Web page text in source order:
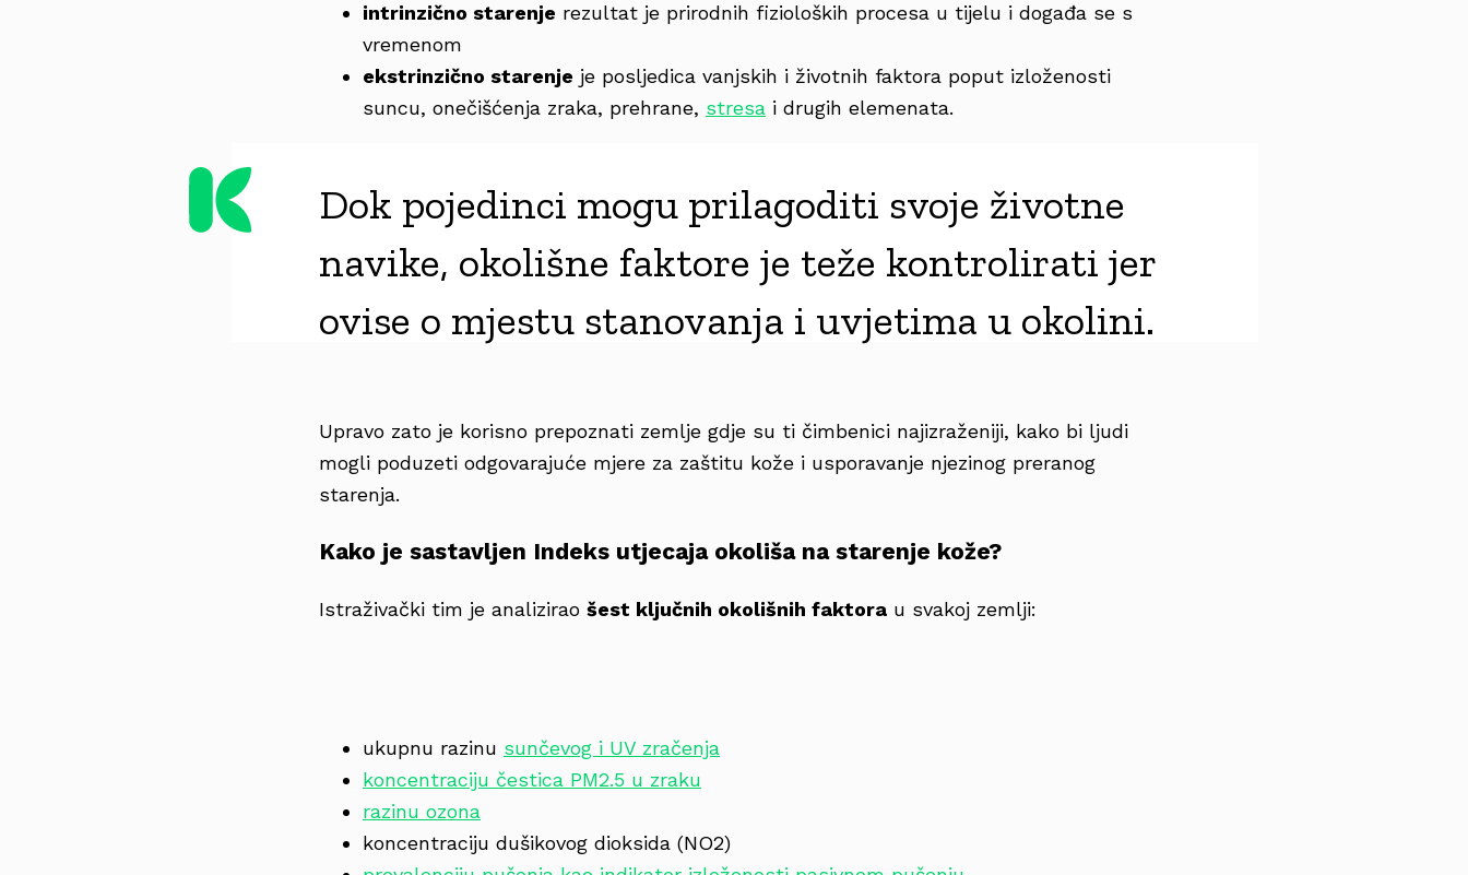
intrinzično starenje rezultat je prirodnih fizioloških procesa u tijelu i događa se s
vremenom
ekstrinzično starenje je posljedica vanjskih i životnih faktora poput izloženosti
suncu, onečišćenja zraka, prehrane, stresa i drugih elemenata.
Dok pojedinci mogu prilagoditi svoje životne
navike, okolišne faktore je teže kontrolirati jer
ovise o mjestu stanovanja i uvjetima u okolini.
Upravo zato je korisno prepoznati zemlje gdje su ti čimbenici najizraženiji, kako bi ljudi
mogli poduzeti odgovarajuće mjere za zaštitu kože i usporavanje njezinog preranog
starenja.
Kako je sastavljen Indeks utjecaja okoliša na starenje kože?
Istraživački tim je analizirao šest ključnih okolišnih faktora u svakoj zemlji:
ukupnu razinu sunčevog i UV zračenja
koncentraciju čestica PM2.5 u zraku
razinu ozona
koncentraciju dušikovog dioksida (NO2)